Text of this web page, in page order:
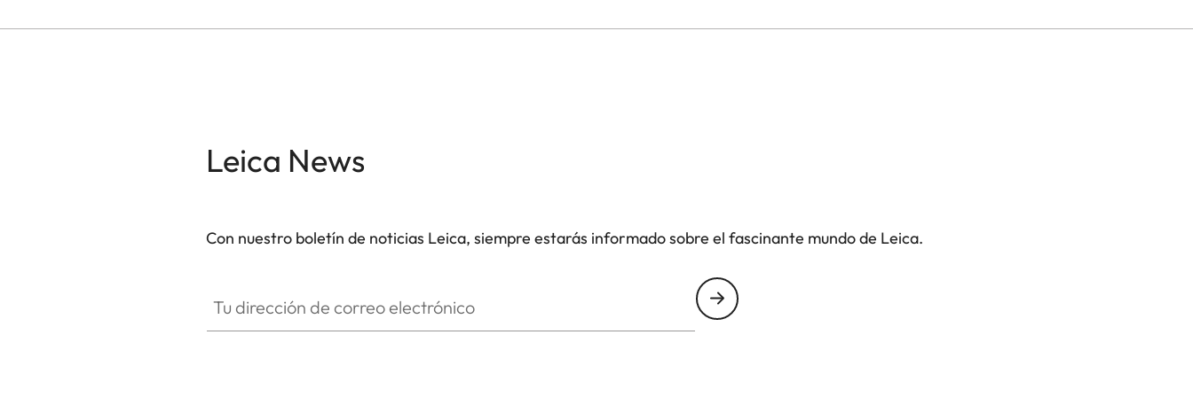
Leica News
Con nuestro boletín de noticias Leica, siempre estarás informado sobre el fascinante mundo de Leica.